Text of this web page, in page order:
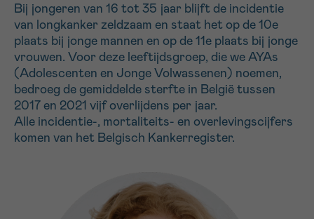
Bij jongeren van 16 tot 35 jaar blijft de incidentie
van longkanker zeldzaam en staat het op de 10e
plaats bij jonge mannen en op de 11e plaats bij jonge
vrouwen. Voor deze leeftijdsgroep, die we AYAs
(Adolescenten en Jonge Volwassenen) noemen,
bedroeg de gemiddelde sterfte in België tussen
2017 en 2021 vijf overlijdens per jaar.
Alle incidentie-, mortaliteits- en overlevingscijfers
komen van het Belgisch Kankerregister.